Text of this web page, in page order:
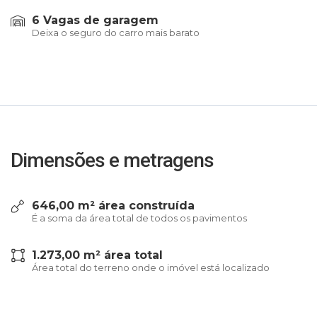
6 Vagas de garagem
Deixa o seguro do carro mais barato
Dimensões e metragens
646,00 m² área construída
É a soma da área total de todos os pavimentos
1.273,00 m² área total
Área total do terreno onde o imóvel está localizado